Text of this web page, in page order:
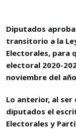
Diputados
transitorio a la
Electorales, para
electoral 2020-
noviembre del
Lo anterior, al
diputados el
Electorales y